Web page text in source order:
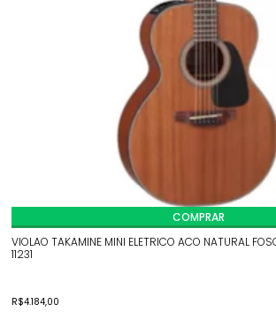
VIOLAO TAKAMINE MINI ELETRICO ACO NATURAL
11231
R$4.184,00
COMPRAR